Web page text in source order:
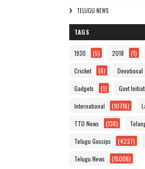
TELUGU NEWS
TAGS
1930 (5) 2018 (1)
Cricket (6) Devotional
Gadgets (1) Govt
International (10716)
TTD News (138)
Telugu Gossips (4237)
Telugu News (15006)